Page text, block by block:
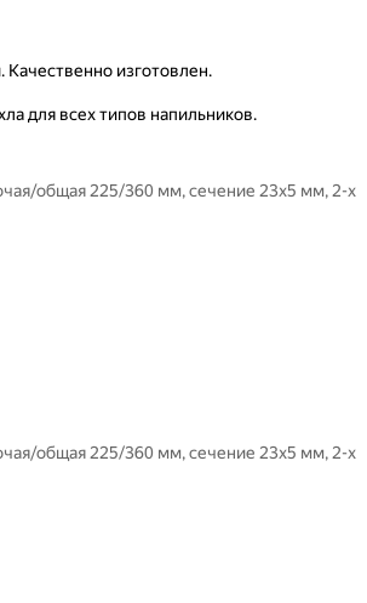
изготовлен.
для всех типов напильников.
общая 225/360 мм, сечение 23х5 мм, 2-х
общая 225/360 мм, сечение 23х5 мм, 2-х